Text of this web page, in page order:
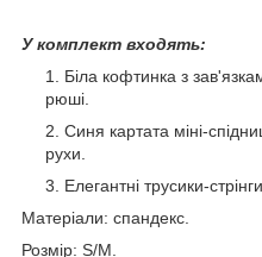
У комплект входять:
Біла кофтинка з
рюші.
Синя картата міні-
рухи.
Елегантні трусики-
Матеріали: спандекс.
Розмір: S/M.